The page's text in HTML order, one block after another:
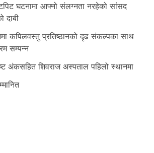
घटनामा आफ्नो संलग्नता नरहेको सांसद
दाबी
कपिलवस्तु प्रतिष्ठानको दृढ संकल्पका साथ
सम्पन्न
अंकसहित शिवराज अस्पताल पहिलो स्थानमा